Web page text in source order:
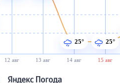
12 авг 13 авг 14 авг 15 авг
25° 25°